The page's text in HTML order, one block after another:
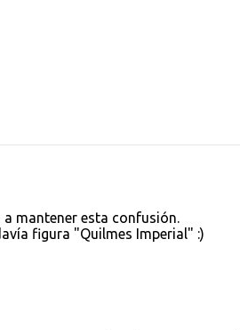
mantener esta confusión.
figura "Quilmes Imperial" :)